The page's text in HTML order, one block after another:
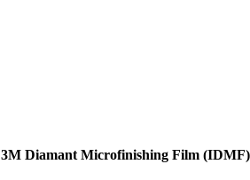
3M Diamant Microfinishing Film (IDMF)